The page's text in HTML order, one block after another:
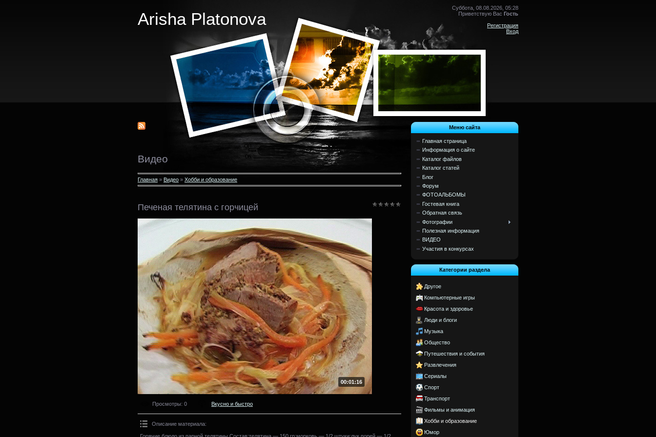
Arisha Platonova
Суббота, 08.08.2026, 05:28
Приветствую Вас Гость
Регистрация
Вход
Видео
Главная » Видео » Хобби и образование
Печеная телятина с горчицей
00:01:16
Просмотры: 0 Вкусно и быстро
Описание материала:
Горячие блюдо из парной телятины.Состав:телятина — 150 гр;морковь — 1/2 штуки;лук порей — 1/2
Меню сайта
Главная страница
Информация о сайте
Каталог файлов
Каталог статей
Блог
Форум
ФОТОАЛЬБОМЫ
Гостевая книга
Обратная связь
Фотографии
Полезная информация
ВИДЕО
Участия в конкурсах
Категории раздела
Другое
Компьютерные игры
Красота и здоровье
Люди и блоги
Музыка
Общество
Путешествия и события
Развлечения
Сериалы
Спорт
Транспорт
Фильмы и анимация
Хобби и образование
Юмор